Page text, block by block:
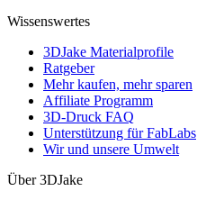
Wissenswertes
3DJake Materialprofile
Ratgeber
Mehr kaufen, mehr sparen
Affiliate Programm
3D-Druck FAQ
Unterstützung für FabLabs
Wir und unsere Umwelt
Über 3DJake